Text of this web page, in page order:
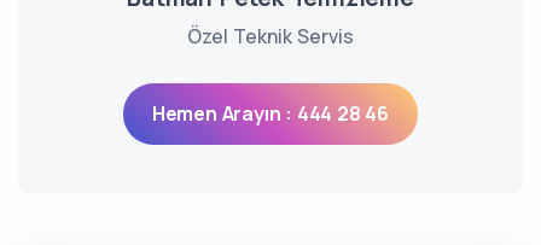
Özel Teknik Servis
Hemen Arayın : 444 28 46